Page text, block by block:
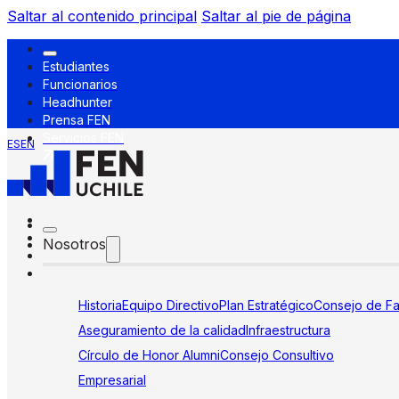
Saltar al contenido principal Saltar al pie de página
Estudiantes
Funcionarios
Headhunter
Prensa FEN
ESEN
Nosotros
HistoriaEquipo DirectivoPlan EstratégicoConsejo de
Aseguramiento de la calidadInfraestructura
Círculo de Honor AlumniConsejo Consultivo
Empresarial